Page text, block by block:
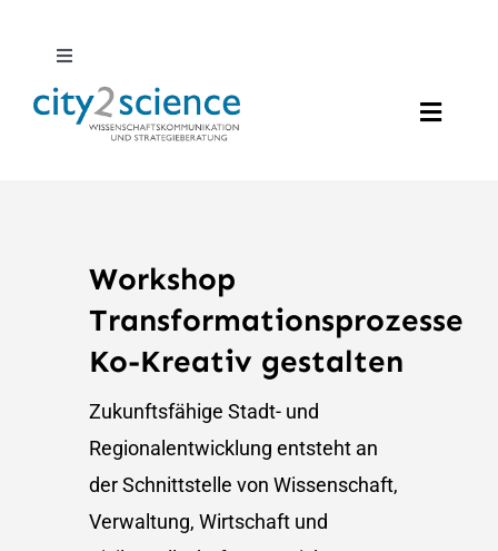
springen
Toggle
Navigation
DE
Toggle
LeistungenWorkshop
Transformationsprozesse
Ko-Kreativ gestalten
Zukunftsfähige Stadt- und
Regionalentwicklung entsteht an
der Schnittstelle von Wissenschaft,
Verwaltung, Wirtschaft und